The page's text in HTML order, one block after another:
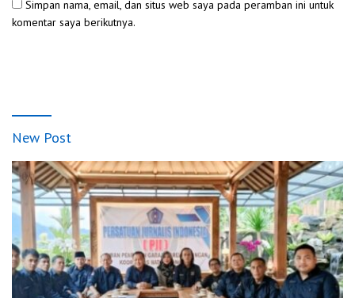
Simpan nama, email, dan situs web saya pada peramban ini untuk
komentar saya berikutnya.
New Post